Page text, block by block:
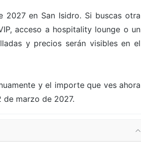
2027 en San Isidro. Si buscas otra
acceso a hospitality lounge o un
y precios serán visibles en el
y el importe que ves ahora
de marzo de 2027.